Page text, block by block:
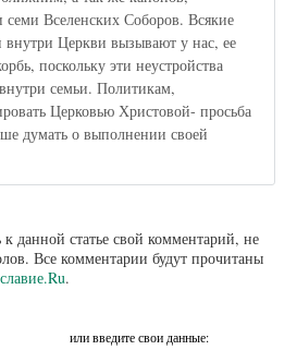
Вселенских Соборов. Всякие
Церкви вызывают у нас, ее
поскольку эти неустройства
семьи. Политикам,
Церковью Христовой- просьба
думать о выполнении своей
данной статье свой комментарий, не
Все комментарии будут прочитаны
.
или введите свои данные: